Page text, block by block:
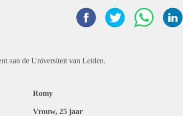
aan de Universiteit van Leiden.
Romy
Vrouw, 25 jaar